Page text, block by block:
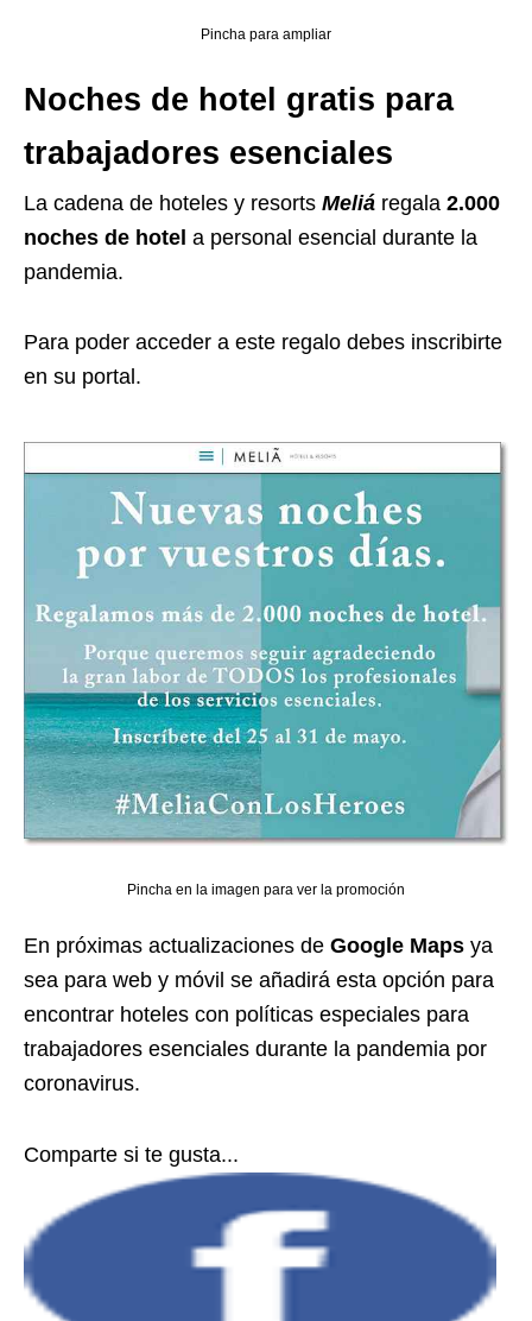
Pincha para ampliar
Noches de hotel gratis para
trabajadores esenciales
La cadena de hoteles y resorts Meliá regala 2.000
noches de hotel a personal esencial durante la
pandemia.
Para poder acceder a este regalo debes inscribirte
en su portal.
Pincha en la imagen para ver la promoción
En próximas actualizaciones de Google Maps ya
sea para web y móvil se añadirá esta opción para
encontrar hoteles con políticas especiales para
trabajadores esenciales durante la pandemia por
coronavirus.
Comparte si te gusta...